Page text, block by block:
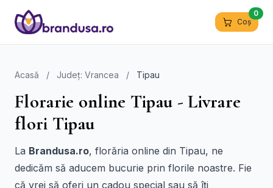
Coș
0
Acasă / Județ: Vrancea / Tipau
Florarie online Tipau - Livrare
flori Tipau
La Brandusa.ro, florăria online din Tipau, ne
dedicăm să aducem bucurie prin florile noastre. Fie
că vrei să oferi un cadou special sau să îți